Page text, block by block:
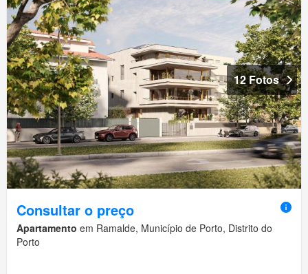
12 Fotos
Consultar o preço
Apartamento em Ramalde, Município de Porto, Distrito do
Porto